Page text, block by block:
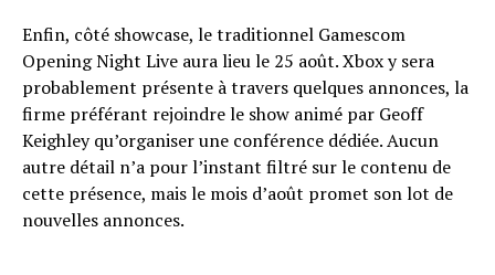
Enfin, côté showcase, le traditionnel Gamescom
Opening Night Live aura lieu le 25 août. Xbox y sera
probablement présente à travers quelques annonces, la
firme préférant rejoindre le show animé par Geoff
Keighley qu’organiser une conférence dédiée. Aucun
autre détail n’a pour l’instant filtré sur le contenu de
cette présence, mais le mois d’août promet son lot de
nouvelles annonces.